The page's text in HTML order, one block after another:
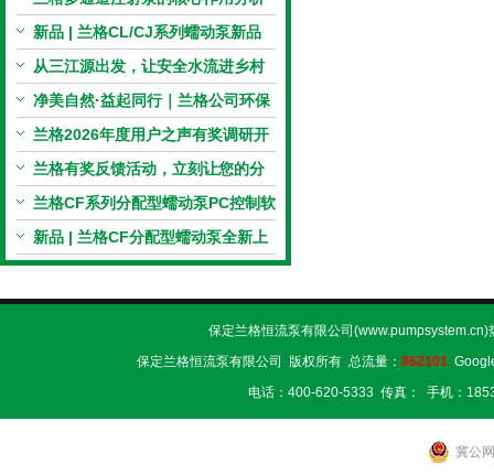
新品 | 兰格CL/CJ系列蠕动泵新品
上市，小巧机身，大有可为！
从三江源出发，让安全水流进乡村
校园 | 兰格×吾水高原公益行
净美自然·益起同行｜兰格公司环保
捡拾公益活动圆满举行
兰格2026年度用户之声有奖调研开
启，京东E卡免费送！
兰格有奖反馈活动，立刻让您的分
享变成惊喜！
兰格CF系列分配型蠕动泵PC控制软
件免费版发布！即日起，通过即可
下载！
新品 | 兰格CF分配型蠕动泵全新上
市，智控每一滴！
保定兰格恒流泵有限公司(www.pumpsystem.cn)
保定兰格恒流泵有限公司 版权所有 总流量： 862101
电话：400-620-5333 传真： 手机：
冀公